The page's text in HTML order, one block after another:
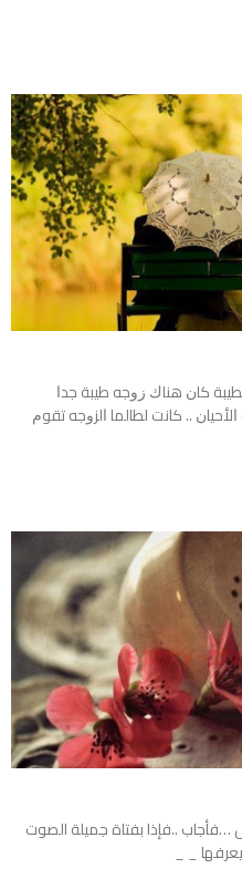
ﻛﺎﻥ ﻫﻨﺎﻙ ﺯﻭﺟﻪ ﻃﻴﺒﺔ ﺟﺪﺍ
.. ﻛﺎﻧﺖ ﻟﻄﺎﻟﻤﺎ ﺍﻟﺰﻭﺟﻪ ﺗﻘﻮﻡ
..فإذا بفتاة جميلة الصوت
_ _